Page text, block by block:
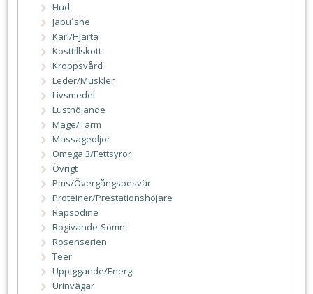
Hud
Jabu´she
Kärl/Hjärta
Kosttillskott
Kroppsvård
Leder/Muskler
Livsmedel
Lusthöjande
Mage/Tarm
Massageoljor
Omega 3/Fettsyror
Övrigt
Pms/Övergångsbesvär
Proteiner/Prestationshöjare
Rapsodine
Rogivande-Sömn
Rosenserien
Teer
Uppiggande/Energi
Urinvägar